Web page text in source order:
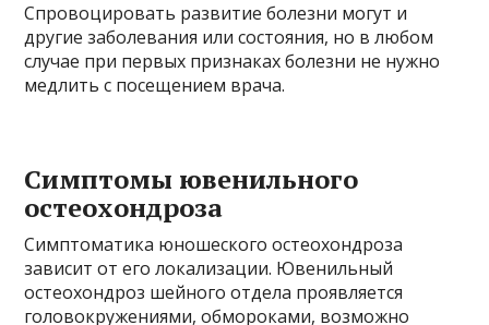
Спровоцировать развитие болезни могут и
другие заболевания или состояния, но в любом
случае при первых признаках болезни не нужно
медлить с посещением врача.
Симптомы ювенильного
остеохондроза
Симптоматика юношеского остеохондроза
зависит от его локализации. Ювенильный
остеохондроз шейного отдела проявляется
головокружениями, обмороками, возможно